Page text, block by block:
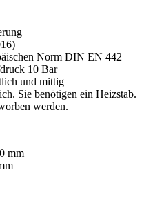
Norm DIN EN 442
10 Bar
und mittig
Sie benötigen ein Heizstab.
werden.
mm